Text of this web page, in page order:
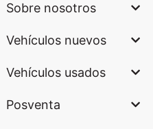
Sobre nosotros
Vehículos nuevos
Vehículos usados
Posventa